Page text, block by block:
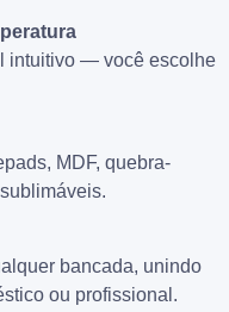
intuitivo — você escolhe
MDF, quebra-
bancada, unindo
ou profissional.